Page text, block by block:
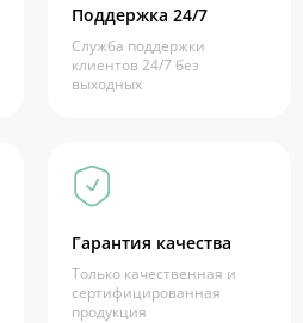
Поддержка 24/7
Служба поддержки
клиентов 24/7 без
выходных
Гарантия качества
Только качественная и
сертифицированная
продукция